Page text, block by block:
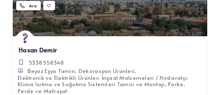
Ara
Hasan Demir
5338558348
Beyaz Eşya Tamiri Dekorasyon Ürünleri
Elektronik ve Elektrikli Ürünler İnşaat Malzemeleri / Hırdavatçı
Klima Isıtma ve Soğutma Sistemleri Tamiri ve Montajı Parke
Perde ve Mefruşat